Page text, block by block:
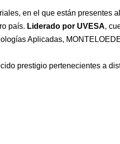
en el que están presentes
país. Liderado por UVESA,
Aplicadas,
prestigio pertenecientes a